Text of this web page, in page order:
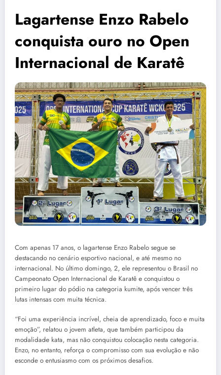
Lagartense Enzo Rabelo
conquista ouro no Open
Internacional de Karatê
Com apenas 17 anos, o lagartense Enzo Rabelo segue se
destacando no cenário esportivo nacional, e até mesmo no
internacional. No último domingo, 2, ele representou o Brasil no
Campeonato Open Internacional de Karatê e conquistou o
primeiro lugar do pódio na categoria kumite, após vencer três
lutas intensas com muita técnica.
“Foi uma experiência incrível, cheia de aprendizado, foco e muita
emoção”, relatou o jovem atleta, que também participou da
modalidade kata, mas não conquistou colocação nesta categoria.
Enzo, no entanto, reforça o compromisso com sua evolução e não
esconde o entusiasmo com os próximos desafios.